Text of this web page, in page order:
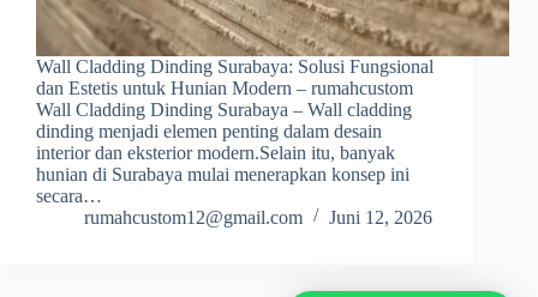
Wall Cladding Dinding Surabaya: Solusi Fungsional
dan Estetis untuk Hunian Modern – rumahcustom
Wall Cladding Dinding Surabaya – Wall cladding
dinding menjadi elemen penting dalam desain
interior dan eksterior modern.Selain itu, banyak
hunian di Surabaya mulai menerapkan konsep ini
secara…
rumahcustom12@gmail.com
Juni 12, 2026